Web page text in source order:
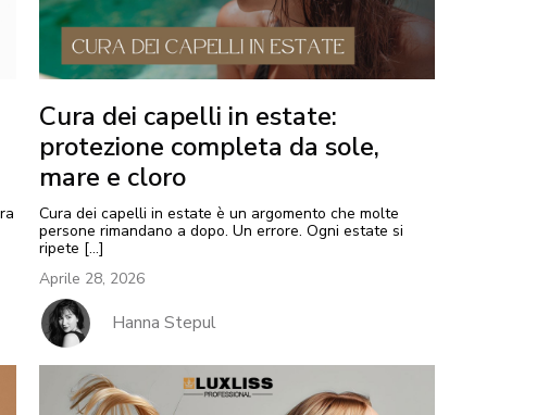
Cura dei capelli in estate:
protezione completa da sole,
mare e cloro
Cura dei capelli in estate è un argomento che molte
persone rimandano a dopo. Un errore. Ogni estate si
ripete […]
Aprile 28, 2026
Hanna Stepul